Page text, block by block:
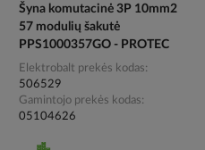
Šyna komutacinė 3P 10mm2
57 modulių šakutė
PPS1000357GO - PROTEC
Elektrobalt prekės kodas
506529
Gamintojo prekės kodas
05104626